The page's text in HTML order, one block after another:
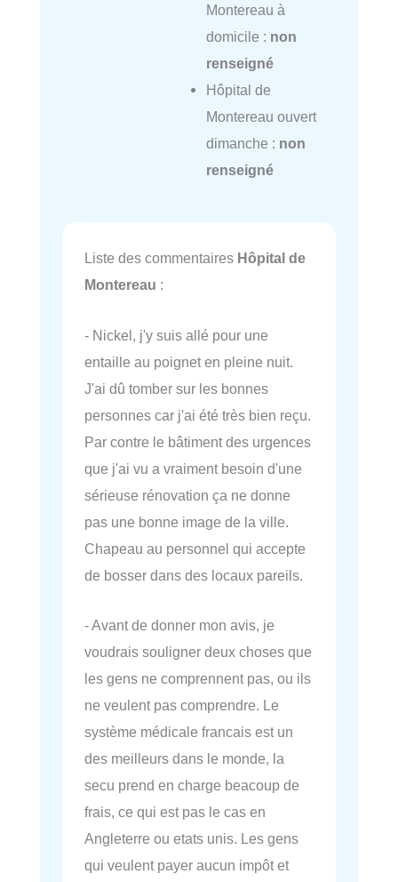
Montereau à
domicile : non
renseigné
Hôpital de
Montereau ouvert
dimanche : non
renseigné
Liste des commentaires Hôpital de
Montereau :
- Nickel, j'y suis allé pour une
entaille au poignet en pleine nuit.
J'ai dû tomber sur les bonnes
personnes car j'ai été très bien reçu.
Par contre le bâtiment des urgences
que j'ai vu a vraiment besoin d'une
sérieuse rénovation ça ne donne
pas une bonne image de la ville.
Chapeau au personnel qui accepte
de bosser dans des locaux pareils.
- Avant de donner mon avis, je
voudrais souligner deux choses que
les gens ne comprennent pas, ou ils
ne veulent pas comprendre. Le
système médicale francais est un
des meilleurs dans le monde, la
secu prend en charge beacoup de
frais, ce qui est pas le cas en
Angleterre ou etats unis. Les gens
qui veulent payer aucun impôt et